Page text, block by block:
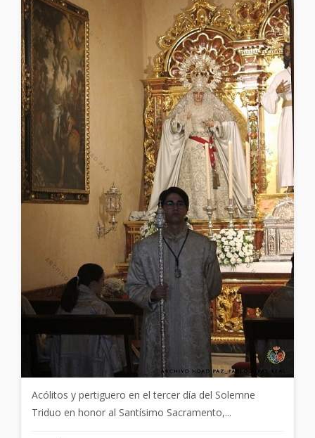
Acólitos y pertiguero en el tercer día del Solemne
Triduo en honor al Santísimo Sacramento,...